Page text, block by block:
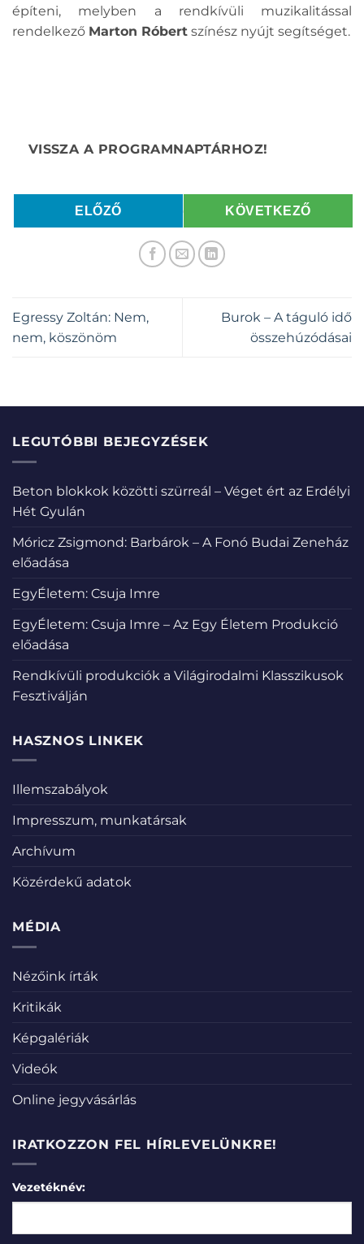
építeni, melyben a rendkívüli muzikalitással
rendelkező Marton Róbert színész nyújt segítséget.
ELŐZŐ KÖVETKEZŐ
Egressy Zoltán: Nem,
nem, köszönöm
Burok – A táguló idő
összehúzódásai
LEGUTÓBBI BEJEGYZÉSEK
Beton blokkok közötti szürreál – Véget ért az Erdélyi
Hét Gyulán
Móricz Zsigmond: Barbárok – A Fonó Budai Zeneház
előadása
EgyÉletem: Csuja Imre
EgyÉletem: Csuja Imre – Az Egy Életem Produkció
előadása
Rendkívüli produkciók a Világirodalmi Klasszikusok
Fesztiválján
HASZNOS LINKEK
Illemszabályok
Impresszum, munkatársak
Archívum
Közérdekű adatok
MÉDIA
Nézőink írták
Kritikák
Képgalériák
Videók
Online jegyvásárlás
IRATKOZZON FEL HÍRLEVELÜNKRE!
Vezetéknév: